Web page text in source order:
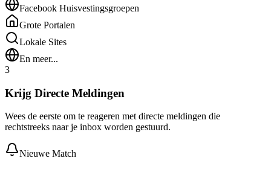
Facebook Huisvestingsgroepen
Grote Portalen
Lokale Sites
En meer...
3
Krijg Directe Meldingen
Wees de eerste om te reageren met directe meldingen die
rechtstreeks naar je inbox worden gestuurd.
Nieuwe Match